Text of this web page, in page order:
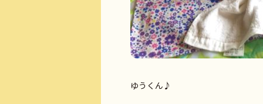
ゆうくん♪